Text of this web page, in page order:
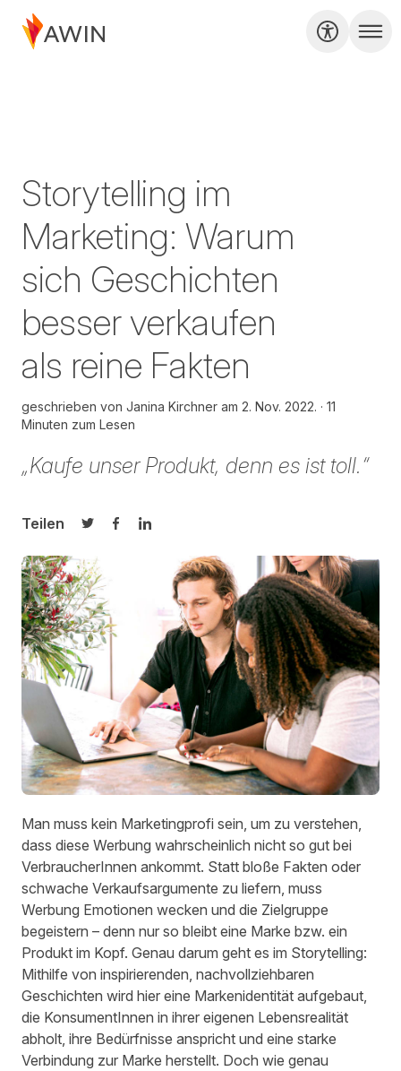
Storytelling im
Marketing: Warum
sich Geschichten
besser verkaufen
als reine Fakten
geschrieben von Janina Kirchner am 2. Nov. 2022.
11
Minuten zum Lesen
„Kaufe unser Produkt, denn es ist toll.“
Teilen
Auf Twitter teilen
Auf Facebook teilen
Auf LinkedIn teilen
Man muss kein Marketingprofi sein, um zu verstehen,
dass diese Werbung wahrscheinlich nicht so gut bei
VerbraucherInnen ankommt. Statt bloße Fakten oder
schwache Verkaufsargumente zu liefern, muss
Werbung Emotionen wecken und die Zielgruppe
begeistern – denn nur so bleibt eine Marke bzw. ein
Produkt im Kopf. Genau darum geht es im Storytelling:
Mithilfe von inspirierenden, nachvollziehbaren
Geschichten wird hier eine Markenidentität aufgebaut,
die KonsumentInnen in ihrer eigenen Lebensrealität
abholt, ihre Bedürfnisse anspricht und eine starke
Verbindung zur Marke herstellt. Doch wie genau